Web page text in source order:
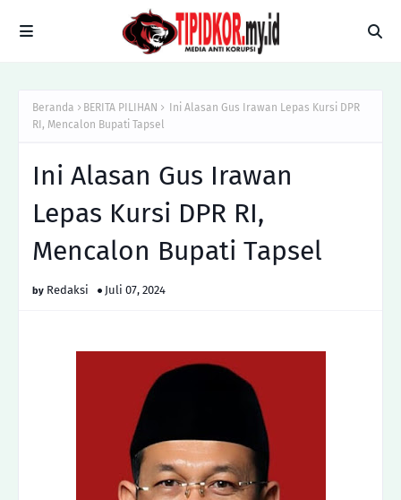
Beranda BERITA PILIHAN
Ini Alasan Gus Irawan Lepas Kursi DPR
RI, Mencalon Bupati Tapsel
Ini Alasan Gus Irawan
Lepas Kursi DPR RI,
Mencalon Bupati Tapsel
Redaksi Juli 07, 2024